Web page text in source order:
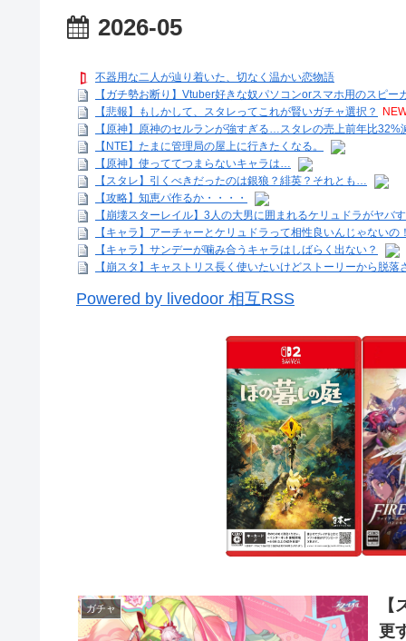
2026-05
不器用な二人が辿り着いた、切なく温かい恋物語
【ガチ勢お断り】Vtuber好きな奴パソコンorスマホ用のスピ
【悲報】もしかして、スタレってこれが賢いガチャ選択？
【原神】原神のセルランが強すぎる…スタレの売上前年比32%
【NTE】たまに管理局の屋上に行きたくなる。
【原神】使っててつまらないキャラは…
【スタレ】引くべきだったのは銀狼？緋英？それとも…
【攻略】知恵パ作るか・・・・
【崩壊スターレイル】3人の大男に囲まれるケリュドラがヤバ
【キャラ】アーチャーとケリュドラって相性良いんじゃないの
【キャラ】サンデーが噛み合うキャラはしばらく出ない？
【崩スタ】キャストリス長く使いたいけどストーリーから脱
Powered by livedoor 相互RSS
ガチャ
更